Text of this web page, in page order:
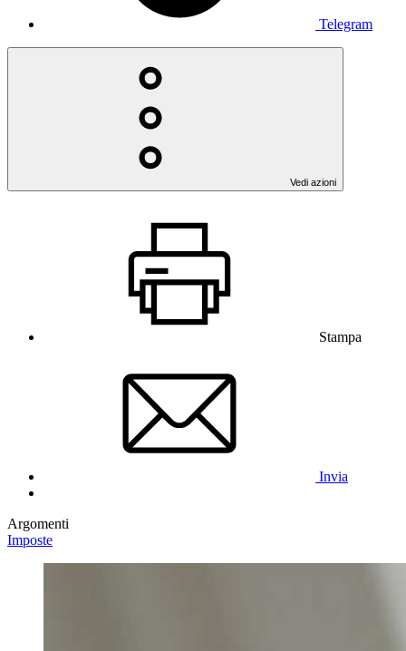
Telegram
Vedi azioni
Stampa
Invia
Argomenti
Imposte